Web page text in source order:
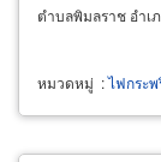
ตำบลพิมลราช อำเ
หมวดหมู่ :ไฟกระพ